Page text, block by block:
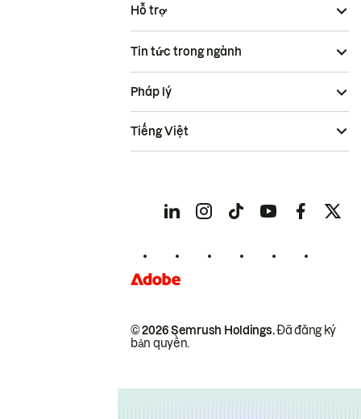
Hỗ trợ
Tin tức trong ngành
© 2026 Semrush Holdings.Đã đăng ký
bản quyền.
Pháp lý
Tiếng Việt